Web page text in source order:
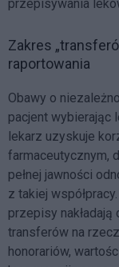
przepisywania
Zakres
raportowania
Obawy o
pacjent wybierając
lekarz uzyskuje
farmaceutycznym,
pełnej jawności
z takiej
przepisy
transferów na
honorariów,